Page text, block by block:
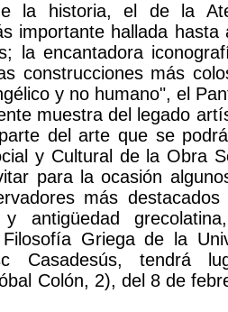
la historia, el de la
importante hallada hasta
la encantadora
construcciones más
y no humano", el
muestra del legado
del arte que se
y Cultural de la Obra
para la ocasión
más
y antigüedad
Griega de la
Casadesús, tendrá
Colón, 2), del 8 de